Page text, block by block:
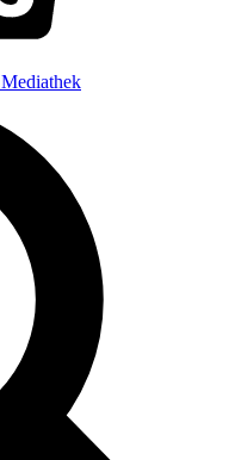
Mediathek